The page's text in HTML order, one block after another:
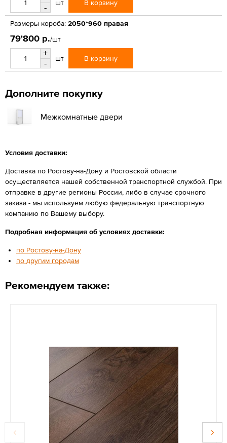
-
шт В корзину
Размеры короба: 2050*960 правая
79'800 р./шт
+
-
шт В корзину
Дополните покупку
Межкомнатные двери
Условия доставки:
Доставка по Ростову-на-Дону и Ростовской области
осуществляется нашей собственной транспортной службой. При
отправке в другие регионы России, либо в случае срочного
заказа - мы используем любую федеральную транспортную
компанию по Вашему выбору.
Подробная информация об условиях доставки:
по Ростову-на-Дону
по другим городам
Рекомендуем также: